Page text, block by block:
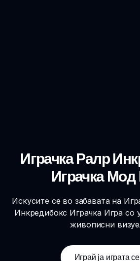
Играчка Ралр
Играчка Мод
Искусите се во забавата на
Инкредибокс Играчка Игра со
живописни
Играй ја играта